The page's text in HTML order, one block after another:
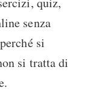
senza
si
si tratta di